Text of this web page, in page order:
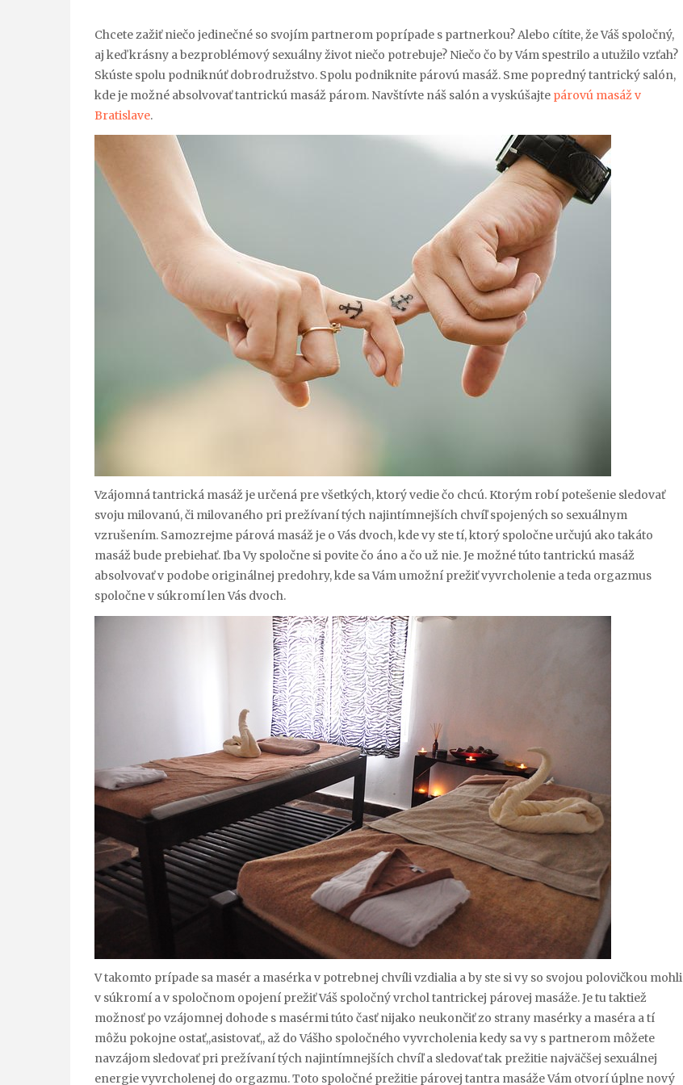
Chcete zažiť niečo jedinečné so svojím partnerom poprípade s partnerkou? Alebo cítite, že Váš spoločný,
aj keď krásny a bezproblémový sexuálny život niečo potrebuje? Niečo čo by Vám spestrilo a utužilo vzťah?
Skúste spolu podniknúť dobrodružstvo. Spolu podniknite párovú masáž. Sme popredný tantrický salón,
kde je možné absolvovať tantrickú masáž párom. Navštívte náš salón a vyskúšajte párovú masáž v
Bratislave.
Vzájomná tantrická masáž je určená pre všetkých, ktorý vedie čo chcú. Ktorým robí potešenie sledovať
svoju milovanú, či milovaného pri prežívaní tých najintímnejších chvíľ spojených so sexuálnym
vzrušením. Samozrejme párová masáž je o Vás dvoch, kde vy ste tí, ktorý spoločne určujú ako takáto
masáž bude prebiehať. Iba Vy spoločne si povite čo áno a čo už nie. Je možné túto tantrickú masáž
absolvovať v podobe originálnej predohry, kde sa Vám umožní prežiť vyvrcholenie a teda orgazmus
spoločne v súkromí len Vás dvoch.
V takomto prípade sa masér a masérka v potrebnej chvíli vzdialia a by ste si vy so svojou polovičkou mohli
v súkromí a v spoločnom opojení prežiť Váš spoločný vrchol tantrickej párovej masáže. Je tu taktiež
možnosť po vzájomnej dohode s masérmi túto časť nijako neukončiť zo strany masérky a maséra a tí
môžu pokojne ostať,,asistovať,, až do Vášho spoločného vyvrcholenia kedy sa vy s partnerom môžete
navzájom sledovať pri prežívaní tých najintímnejších chvíľ a sledovať tak prežitie najväčšej sexuálnej
energie vyvrcholenej do orgazmu. Toto spoločné prežitie párovej tantra masáže Vám otvorí úplne nový